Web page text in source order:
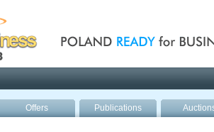
Offers Publications